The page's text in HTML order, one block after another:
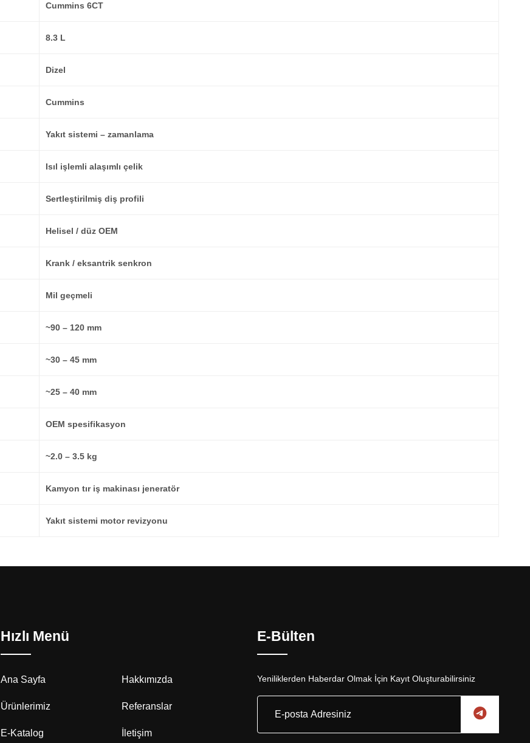
Cummins 6CT
8.3 L
Dizel
Cummins
Yakıt sistemi – zamanlama
Isıl işlemli alaşımlı çelik
Sertleştirilmiş diş profili
Helisel / düz OEM
Krank / eksantrik senkron
Mil geçmeli
~90 – 120 mm
~30 – 45 mm
~25 – 40 mm
OEM spesifikasyon
~2.0 – 3.5 kg
Kamyon tır iş makinası jeneratör
Yakıt sistemi motor revizyonu
Hızlı Menü
Ana Sayfa Hakkımızda
Ürünlerimiz Referanslar
E-Katalog İletişim
E-Bülten
Yeniliklerden Haberdar Olmak İçin Kayıt Oluşturabilirsiniz